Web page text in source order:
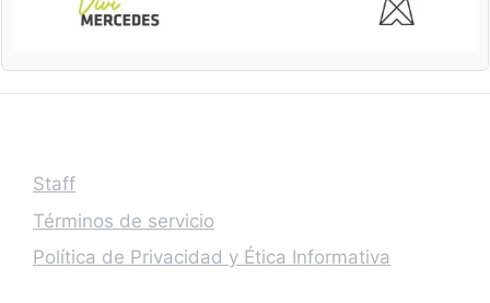
Staff
Términos de servicio
Política de Privacidad y Ética Informativa